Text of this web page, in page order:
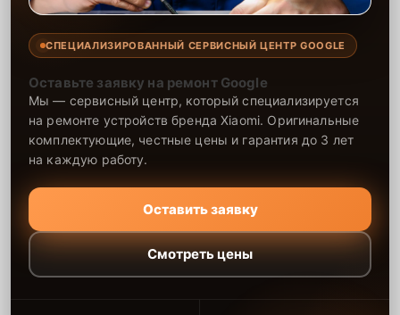
СПЕЦИАЛИЗИРОВАННЫЙ СЕРВИСНЫЙ ЦЕНТР GOOGLE
Оставьте заявку на ремонт Google
Мы — сервисный центр, который специализируется
на ремонте устройств бренда Xiaomi. Оригинальные
комплектующие, честные цены и гарантия до 3 лет
на каждую работу.
Оставить заявку
Смотреть цены